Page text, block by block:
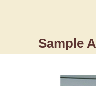
Sample A